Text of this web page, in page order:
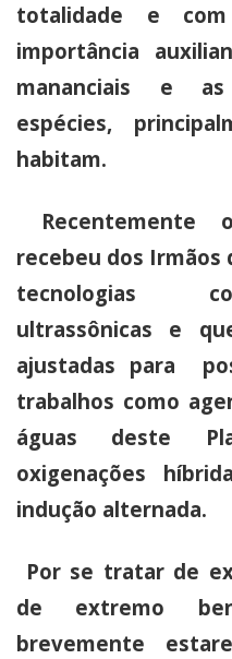
totalidade e
importância
mananciais e as
espécies,
habitam.
Recentemente
recebeu dos Irmãos
tecnologias
ultrassônicas e
ajustadas para
trabalhos como
águas deste
oxigenações
indução alternada.
Por se tratar de
de extremo
brevemente